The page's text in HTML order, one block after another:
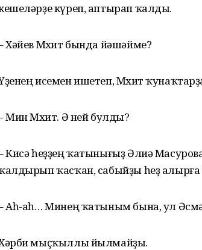
күреп, аптырап ҡалды.
Хәйев Мөхит бында йәшәйме?
исемен ишетеп, Мөхит
Мин Мөхит. Ә ней булды?
Кисә һеҙҙең ҡатынығыҙ Әлиә
ҡасҡан, сабыйҙы һеҙ алырға
Аһ-аһ… Минең ҡатыным бына, ул
мыҫҡыллы йылмайҙы.